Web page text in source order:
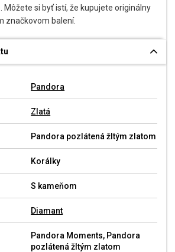
Môžete si byť istí, že kupujete originálny
značkovom balení.
Pandora
Zlatá
Pandora pozlátená žltým zlatom
Korálky
S kameňom
Diamant
Pandora Moments, Pandora
pozlátená žltým zlatom